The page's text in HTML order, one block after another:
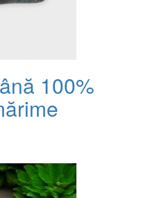
100%